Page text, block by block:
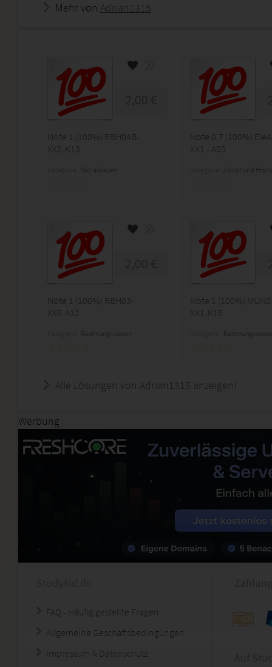
Mehr von Adrian1315
2,00 €
Note 1 (100%) RBH04B-
XX2-K13
Sozialwesen
Note 0,7 (100%)
XX1 - A05
Abitur und
2,00 €
Note 1 (100%) RBH03-
XX6-A12
Rechnungswesen
Note 1 (100%)
XX1-K15
Alle Lösungen von Adrian1315 anzeigen!
Werbung
FAQ - Häufig gestellte Fragen
Allgemeine Geschäftsbedingungen
Impressum & Datenschutz